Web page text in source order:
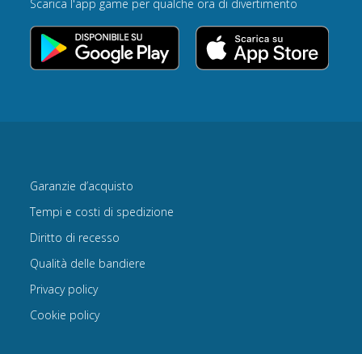
Scarica l'app game per qualche ora di divertimento
Garanzie d’acquisto
Tempi e costi di spedizione
Diritto di recesso
Qualità delle bandiere
Privacy policy
Cookie policy